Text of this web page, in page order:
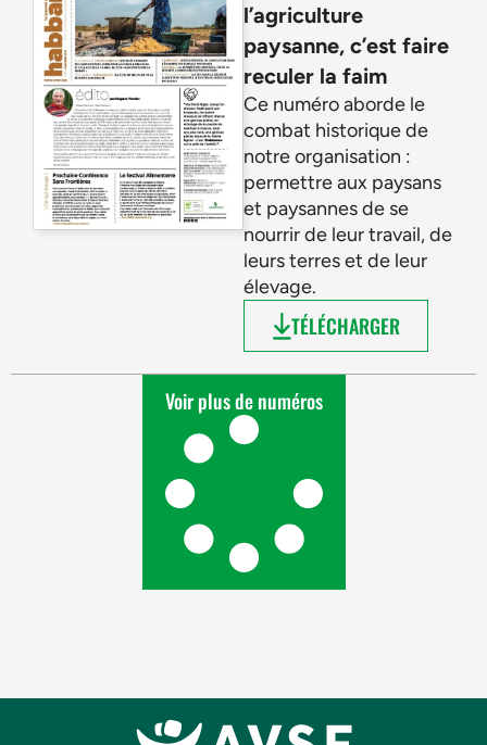
l’agriculture
paysanne, c’est faire
reculer la faim
Ce numéro aborde le
combat historique de
notre organisation :
permettre aux paysans
et paysannes de se
nourrir de leur travail, de
leurs terres et de leur
élevage.
TÉLÉCHARGER
Voir plus de numéros